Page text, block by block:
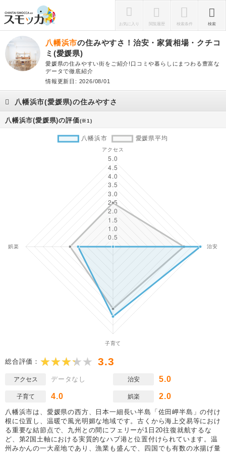
お気に入り 閲覧履歴 検索条件 検索
八幡浜市の住みやすさ！治安・家賃相場・クチコ
ミ(愛媛県)
愛媛県の住みやすい街をご紹介!口コミや暮らしにまつわる豊富な
データで徹底紹介
情報更新日: 2026/08/01
八幡浜市(愛媛県)の住みやすさ
八幡浜市(愛媛県)の評価(※1)
総合評価： 3.3
アクセス データなし 治安 5.0
子育て 4.0 娯楽 2.0
八幡浜市は、愛媛県の西方、日本一細長い半島「佐田岬半島」の付け
根に位置し、温暖で風光明媚な地域です。古くから海上交易等におけ
る重要な結節点で、九州との間にフェリーが1日20往復就航するな
ど、第2国土軸における実質的なハブ港と位置付けられています。温
州みかんの一大産地であり、漁業も盛んで、四国でも有数の水揚げ量